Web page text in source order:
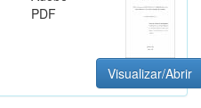
PDF
Visualizar/Abrir